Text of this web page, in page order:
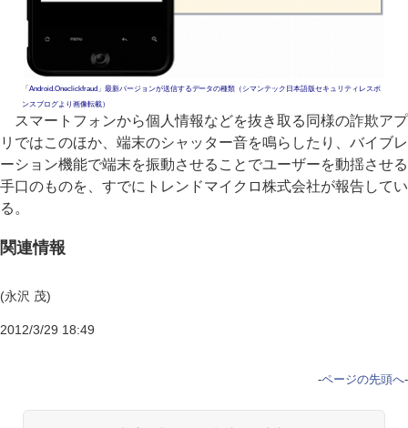
「Android.Oneclickfraud」最新バージョンが送信するデータの種類（シマンテック日本語版セキュリティレスポ
ンスブログより画像転載）
スマートフォンから個人情報などを抜き取る同様の詐欺アプ
リではこのほか、端末のシャッター音を鳴らしたり、バイブレ
ーション機能で端末を振動させることでユーザーを動揺させる
手口のものを、すでにトレンドマイクロ株式会社が報告してい
る。
関連情報
(永沢 茂)
2012/3/29 18:49
-ページの先頭へ-